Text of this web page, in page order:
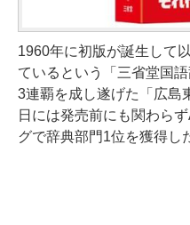
1960年に初版が誕生して
ているという「三省堂国
3連覇を成し遂げた「広島
日には発売前にも関わら
グで辞典部門1位を獲得し